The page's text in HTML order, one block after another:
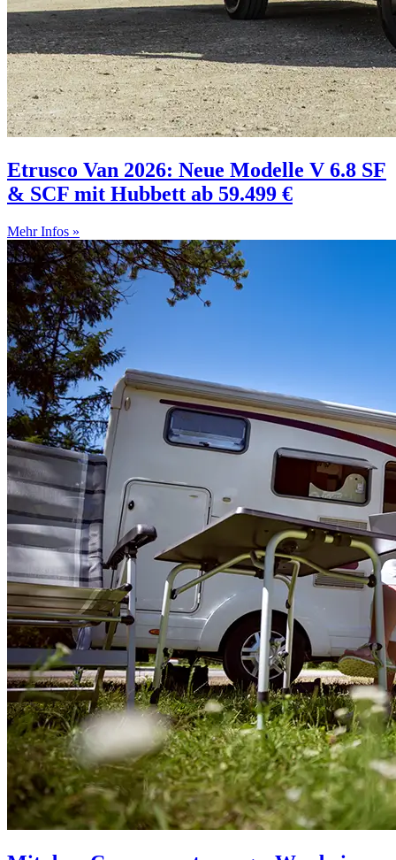
Etrusco Van 2026: Neue Modelle V 6.8 SF
& SCF mit Hubbett ab 59.499 €
Mehr Infos »